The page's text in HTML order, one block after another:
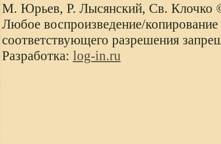
М. Юрьев, Р. Лысянский, Св. Клочко
Любое воспроизведение/копирование
соответствующего разрешения
Разработка: log-in.ru